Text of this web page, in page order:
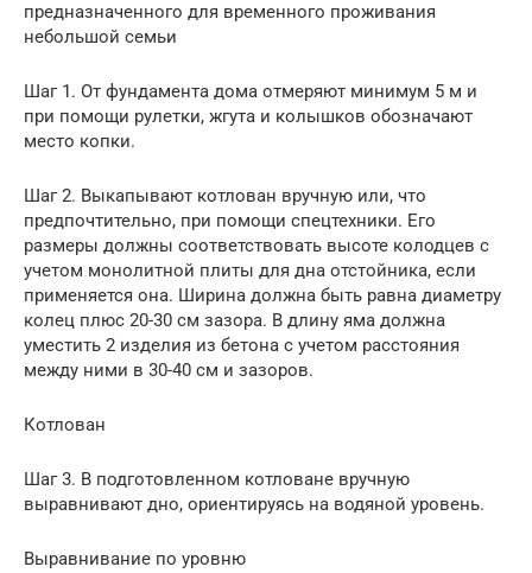
предназначенного для временного проживания
небольшой семьи
Шаг 1. От фундамента дома отмеряют минимум 5 м и
при помощи рулетки, жгута и колышков обозначают
место копки.
Шаг 2. Выкапывают котлован вручную или, что
предпочтительно, при помощи спецтехники. Его
размеры должны соответствовать высоте колодцев с
учетом монолитной плиты для дна отстойника, если
применяется она. Ширина должна быть равна диаметру
колец плюс 20-30 см зазора. В длину яма должна
уместить 2 изделия из бетона с учетом расстояния
между ними в 30-40 см и зазоров.
Котлован
Шаг 3. В подготовленном котловане вручную
выравнивают дно, ориентируясь на водяной уровень.
Выравнивание по уровню